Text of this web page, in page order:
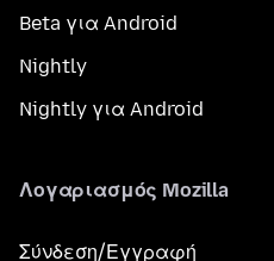
Beta για Android
Nightly
Nightly για Android
Λογαριασμός Mozilla
Σύνδεση/Εγγραφή